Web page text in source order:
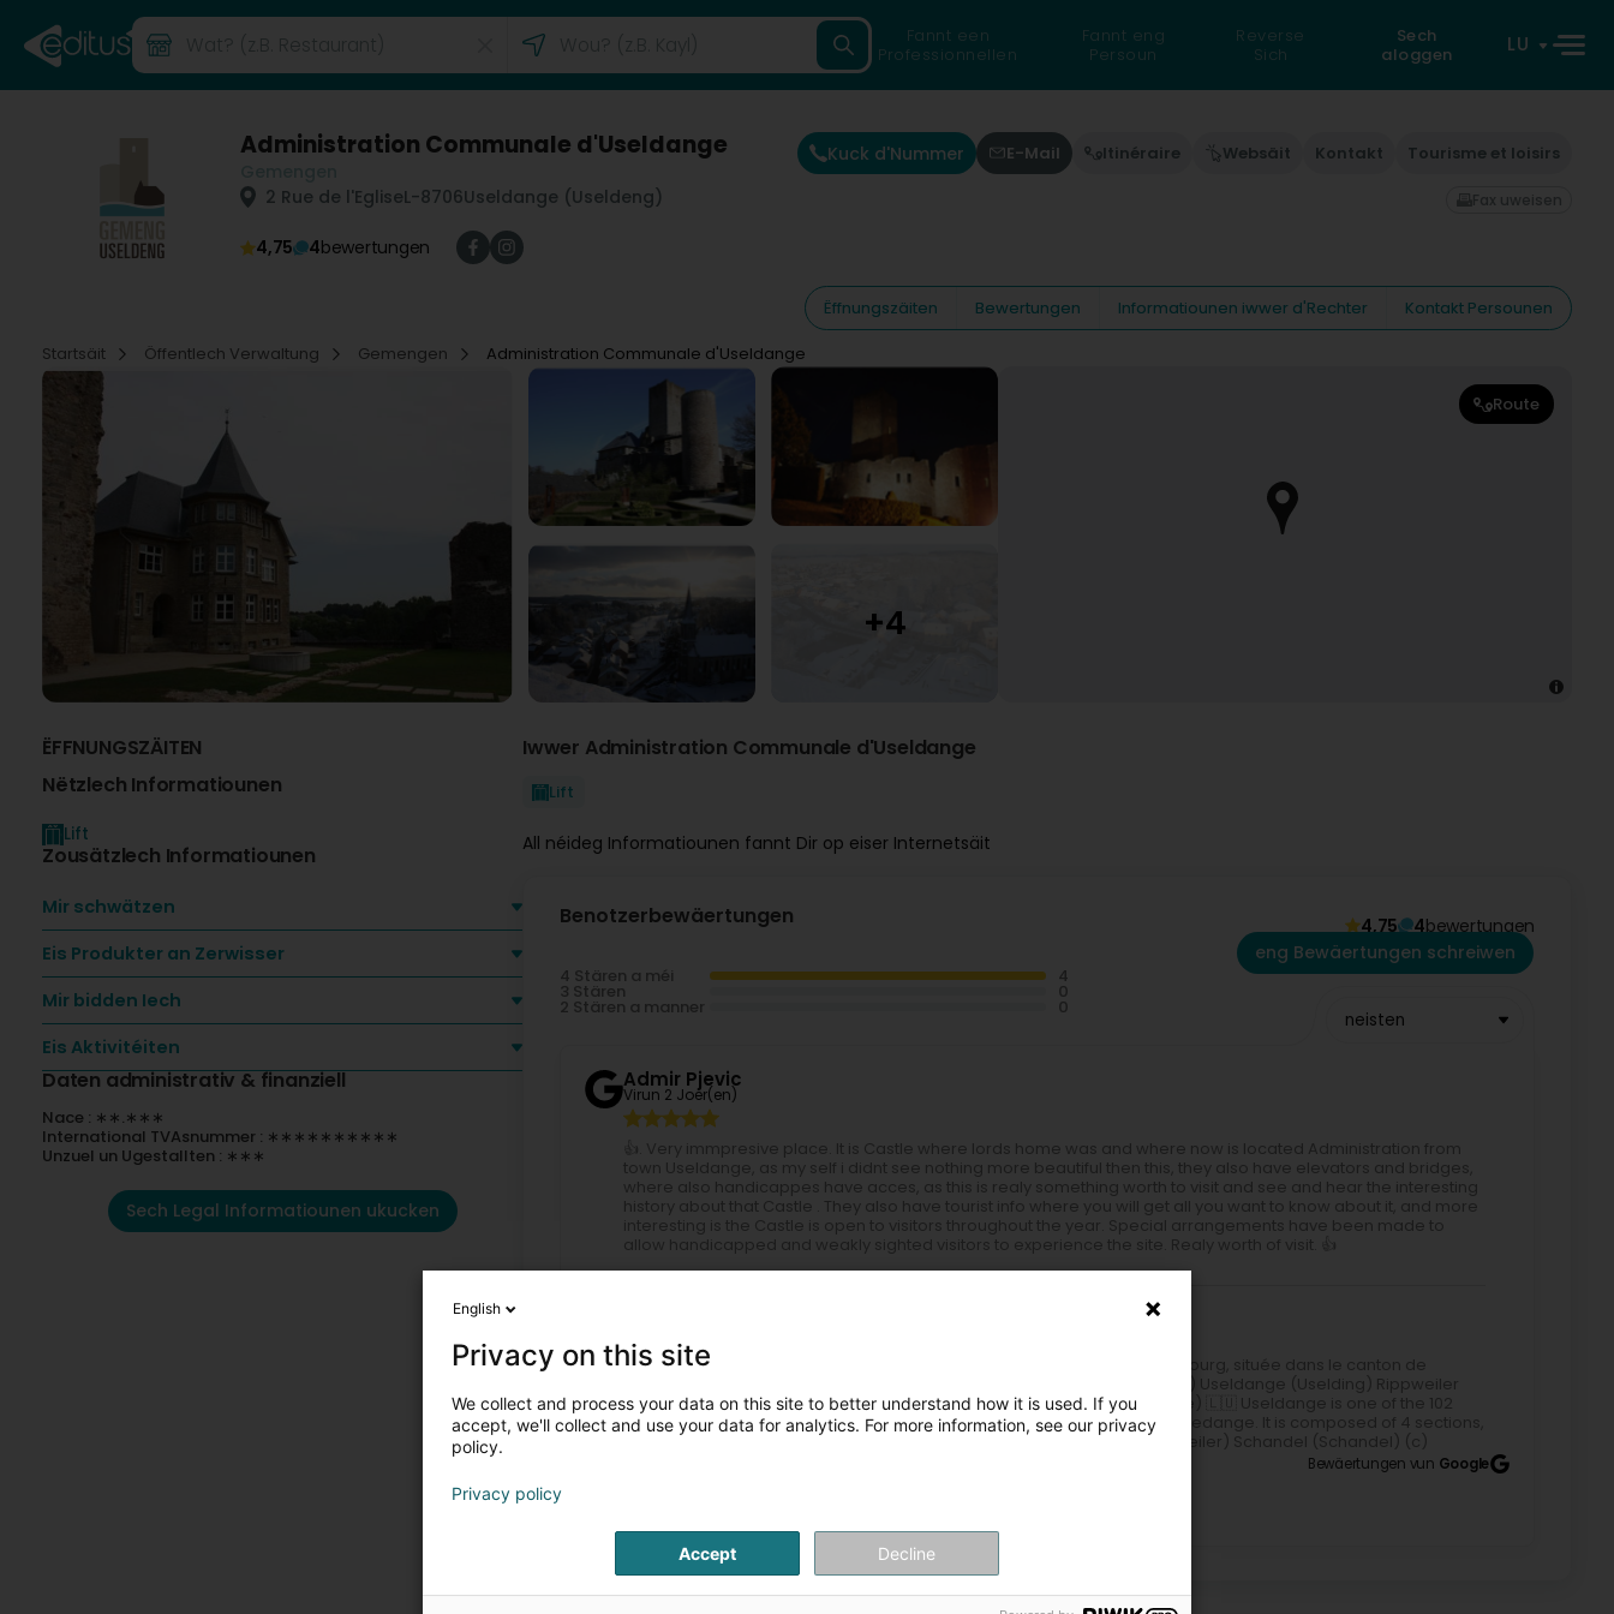
Fannt een
Professionnellen
Fannt eng
Persoun
Reverse
Sich
Sech
aloggen
LU
Administration Communale d'Useldange
2 Rue de l'EgliseL-8706Useldange (Useldeng)
4,75 4bewertungen
Kuck d'Nummer E-Mail Itinéraire Websäit Kontakt Tourisme et loisirs
Fax uweisen
Ëffnungszäiten Bewertungen Informatiounen iwwer d'Rechter
Kontakt Persounen
Startsäit
Öffentlech Verwaltung Gemengen Administration Communale d'Useldange
Route
ËFFNUNGSZÄITEN
Nëtzlech Informatiounen
Lift
Zousätzlech Informatiounen
Mir schwätzen
Eis Produkter an Zerwisser
Mir bidden Iech
Eis Aktivitéiten
Daten administrativ & finanziell
Nace : ∗∗.∗∗∗
International TVAsnummer : ∗∗∗∗∗∗∗∗∗∗
Unzuel un Ugestallten : ∗∗∗
Sech Legal Informatiounen ukucken
Iwwer Administration Communale d'Useldange
Lift
All néideg Informatiounen fannt Dir op eiser Internetsäit
Benotzerbewäertungen 4,75 4bewertungen
4 Stären a méi
3 Stären
2 Stären a manner
eng Bewäertungen schreiwen
neisten
Admir Pjevic
Virun 2 Joer(en)
👍. Very immpresive place. It is Castle where lords home was and where now is located Administration from
town Useldange, as my self i didnt see nothing more beautiful then this, they also have elevators and bridges,
where also handicappes have acces, as this is realy something worth to visit and see and hear the interesting
history about that Castle . They also have tourist info where you will get all you want to know about it, and more
interesting is the Castle is open to visitors throughout the year. Special arrangements have been made to
allow handicapped and weakly sighted visitors to experience the site. Realy worth of visit. 👍
🇱🇺 Useldange est une des 102 communes du Grand-Duché de Luxembourg, située dans le canton de
Redange. Elle se compose de 4 sections à savoir : Everlange (Iewerleng) Useldange (Uselding) Rippweiler
(Rippweiler) Schandel (Schandel) (c) Useldeng.lu (Translated by Google) 🇱🇺 Useldange is one of the 102
communes of the Grand Duchy of Luxembourg, located in the canton of Redange. It is composed of 4 sections,
namely: Everlange (Iewerleng) Useldange (Uselding) Rippweiler (Rippweiler) Schandel (Schandel) (c)
Virun 7 Joer(en)
Bewäertungen vun Google
Kontakt Persounen
English
Privacy on this site
We collect and process your data on this site to better understand how it is used. If you
accept, we'll collect and use your data for analytics. For more information, see our privacy
policy.
Privacy policy
Accept Decline